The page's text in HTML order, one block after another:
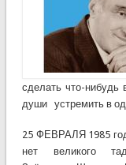
сделать что-нибудь
души устремить в
25 ФЕВРАЛЯ 1985
нет великого